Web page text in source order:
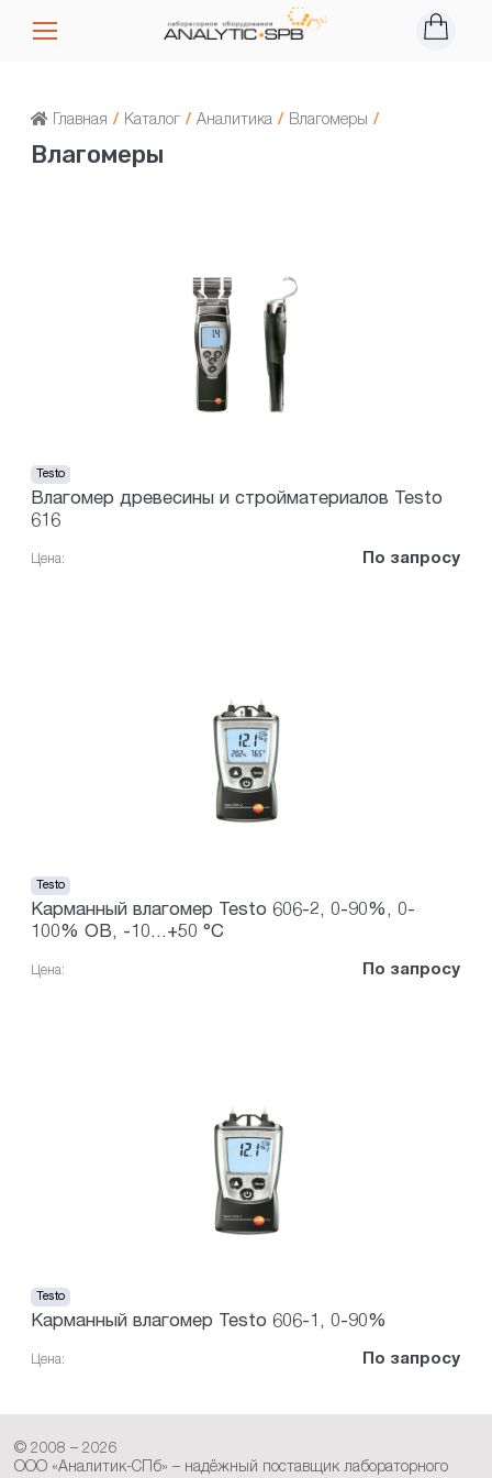
Главная / Каталог / Аналитика / Влагомеры /
Влагомеры
Testo
Влагомер древесины и стройматериалов Testo
616
Цена: По запросу
Testo
Карманный влагомер Testo 606-2, 0-90%, 0-
100% ОВ, -10...+50 °C
Цена: По запросу
Testo
Карманный влагомер Testo 606-1, 0-90%
Цена: По запросу
© 2008 – 2026
ООО «Аналитик-СПб» – надёжный поставщик лабораторного